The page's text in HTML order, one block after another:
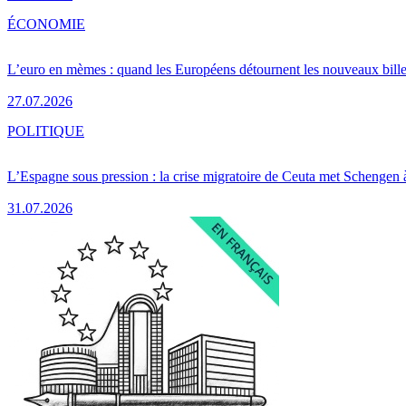
L’euro en mèmes : quand les Européens détournent les nouveaux
27.07.2026
ÉCONOMIE
L’Espagne sous pression : la crise migratoire de Ceuta met Schengen
31.07.2026
POLITIQUE